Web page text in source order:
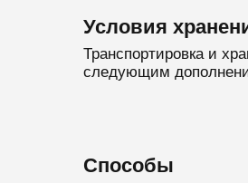
Условия
Транспортировка и
следующим
Способы